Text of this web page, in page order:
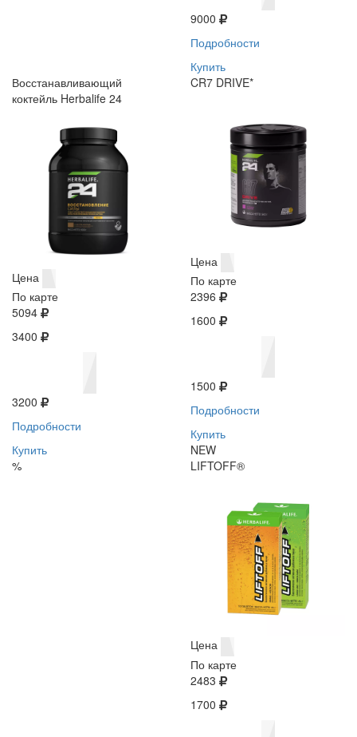
9000
Подробности
Купить
Восстанавливающий
коктейль Herbalife 24
Цена
По карте
5094
3400
3200
Подробности
Купить
%
CR7 DRIVE*
Цена
По карте
2396
1600
1500
Подробности
Купить
NEW
LIFTOFF®
Цена
По карте
2483
1700